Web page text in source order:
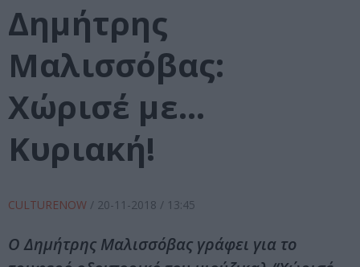
Δημήτρης
Μαλισσόβας:
Χώρισέ με…
Κυριακή!
CULTURENOW / 20-11-2018 / 13:45
Ο Δημήτρης Μαλισσόβας γράφει για το